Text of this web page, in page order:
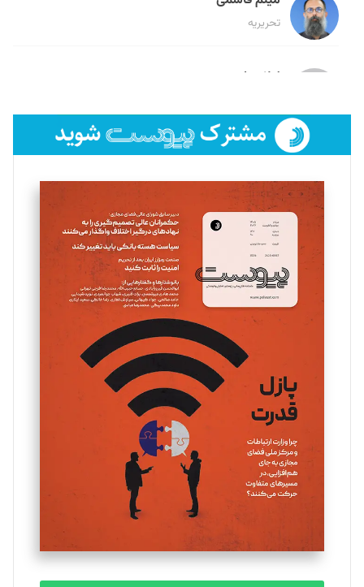
تحریریه
لیلا حنارود
فائزه فتحی رستمی
تحریریه
سروش کرمیان
تحریریه
مینا پاکدل
یسنا امان‌پور
تحریریه
ملینا جعفری
تحریریه
مصطفی مسجدی آرانی
تحریریه